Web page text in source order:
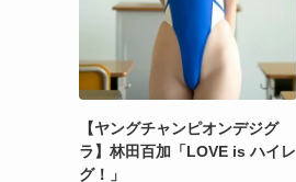
【ヤングチャンピオンデジグ
ラ】林田百加「LOVE is ハイレ
グ！」